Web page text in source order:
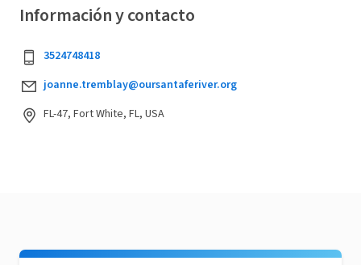
Información y contacto
3524748418
joanne.tremblay@oursantaferiver.org
FL-47, Fort White, FL, USA